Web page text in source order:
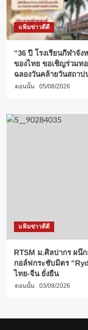
แฟ้มข่าวดีดี
“36 ปี โรงเรียนกีฬาจั
ของไทย ขอเชิญร่วมท
ฉลองวันคล้ายวันสถาป
ตอนนั้น 05/08/2026
แฟ้มข่าวดีดี
RTSM ม.ศิลปากร ผนึ
กอล์ฟกระชับมิตร
ไทย-จีน ยั่งยืน
ตอนนั้น 03/08/2026